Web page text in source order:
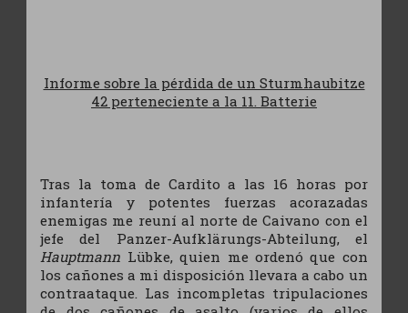
Informe sobre la pérdida de un Sturmhaubitze
42 perteneciente a la 11. Batterie
Tras la toma de Cardito a las 16 horas por
infantería y potentes fuerzas acorazadas
enemigas me reuní al norte de Caivano con el
jefe del Panzer-Aufklärungs-Abteilung, el
Hauptmann Lübke, quien me ordenó que con
los cañones a mi disposición llevara a cabo un
contraataque. Las incompletas tripulaciones